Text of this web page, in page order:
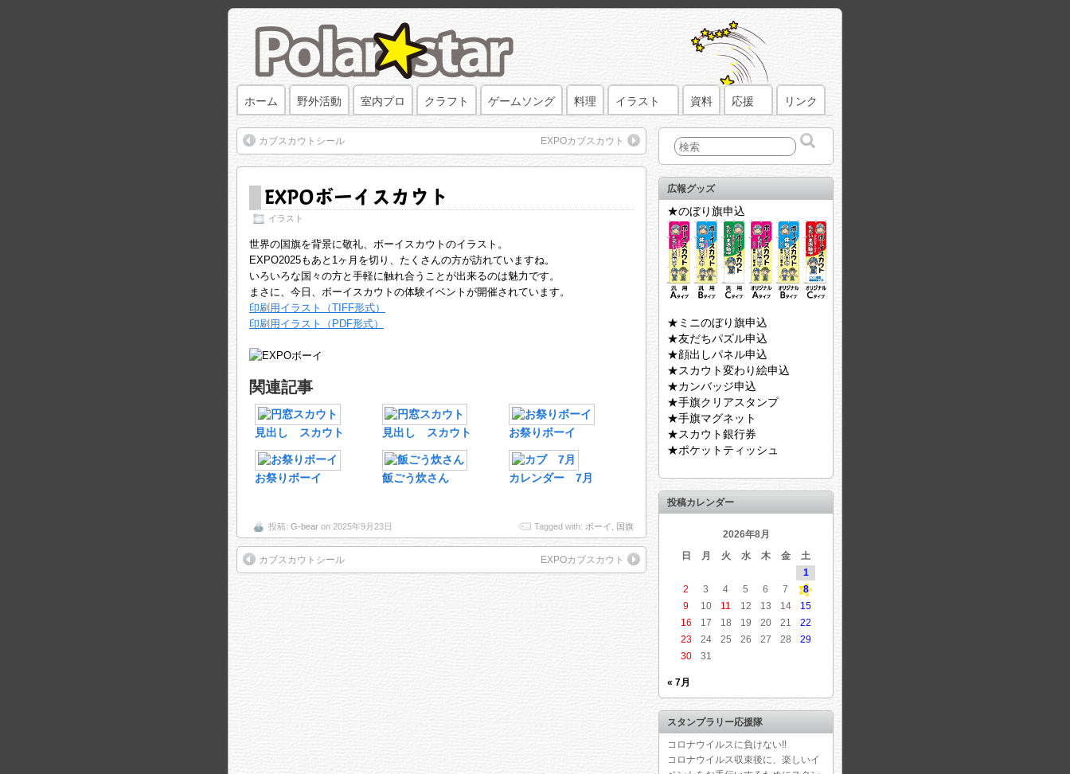
ホーム 野外活動 室内プロ クラフト ゲームソング 料理 イラスト 資料 応援 リンク
カブスカウトシール EXPOカブスカウト
EXPOボーイスカウト
イラスト
世界の国旗を背景に敬礼、ボーイスカウトのイラスト。
EXPO2025もあと1ヶ月を切り、たくさんの方が訪れていますね。
いろいろな国々の方と手軽に触れ合うことが出来るのは魅力です。
まさに、今日、ボーイスカウトの体験イベントが開催されています。
印刷用イラスト（TIFF形式）
印刷用イラスト（PDF形式）
関連記事
見出し スカウト 見出し スカウト お祭りボーイ
お祭りボーイ 飯ごう炊さん カレンダー 7月
投稿: G-bear on 2025年9月23日 Tagged with: ボーイ 国旗
カブスカウトシール EXPOカブスカウト
広報グッズ
★のぼり旗申込
★ミニのぼり旗申込
★友だちパズル申込
★顔出しパネル申込
★スカウト変わり絵申込
★カンバッジ申込
★手旗クリアスタンプ
★手旗マグネット
★スカウト銀行券
★ポケットティッシュ
投稿カレンダー
2026年8月
日
月 火 水 木 金
土
1
2
3 4 5 6 7
8
9
10 11 12 13 14
15
16
17 18 19 20 21
22
23
24 25 26 27 28
29
30
31
« 7月
スタンプラリー応援隊
コロナウイルスに負けない!!
コロナウイルス収束後に、楽しいイ